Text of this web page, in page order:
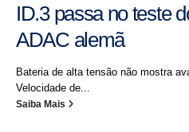
ID.3 passa no teste
ADAC alemã
Bateria de alta tensão não mostra
Velocidade de...
Saiba Mais